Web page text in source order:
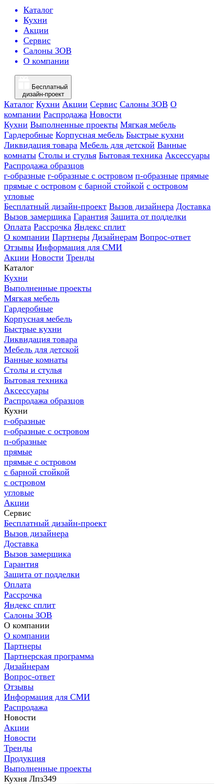
Каталог
Кухни
Акции
Сервис
Салоны ЗОВ
О компании
Бесплатный
дизайн-проект
Каталог Кухни Акции Сервис Салоны ЗОВ О
компании Распродажа Новости
Кухни Выполненные проекты Мягкая мебель
Гардеробные Корпусная мебель Быстрые кухни
Ликвидация товара Мебель для детской Ванные
комнаты Столы и стулья Бытовая техника Аксессуары
Распродажа образцов
г-образные г-образные с островом п-образные прямые
прямые с островом с барной стойкой с островом
угловые
Бесплатный дизайн-проект Вызов дизайнера Доставка
Вызов замерщика Гарантия Защита от подделки
Оплата Рассрочка Яндекс сплит
О компании Партнеры Дизайнерам Вопрос-ответ
Отзывы Информация для СМИ
Акции Новости Тренды
Каталог
Кухни
Выполненные проекты
Мягкая мебель
Гардеробные
Корпусная мебель
Быстрые кухни
Ликвидация товара
Мебель для детской
Ванные комнаты
Столы и стулья
Бытовая техника
Аксессуары
Распродажа образцов
Кухни
г-образные
г-образные с островом
п-образные
прямые
прямые с островом
с барной стойкой
с островом
угловые
Акции
Сервис
Бесплатный дизайн-проект
Вызов дизайнера
Доставка
Вызов замерщика
Гарантия
Защита от подделки
Оплата
Рассрочка
Яндекс сплит
Салоны ЗОВ
О компании
О компании
Партнеры
Партнерская программа
Дизайнерам
Вопрос-ответ
Отзывы
Информация для СМИ
Распродажа
Новости
Акции
Новости
Тренды
Продукция
Выполненные проекты
Кухня Лпз349